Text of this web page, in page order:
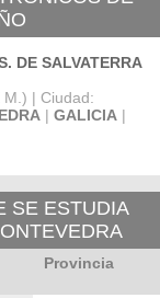
DE SALVATERRA
M.) | Ciudad:
| GALICIA |
SE ESTUDIA
Provincia